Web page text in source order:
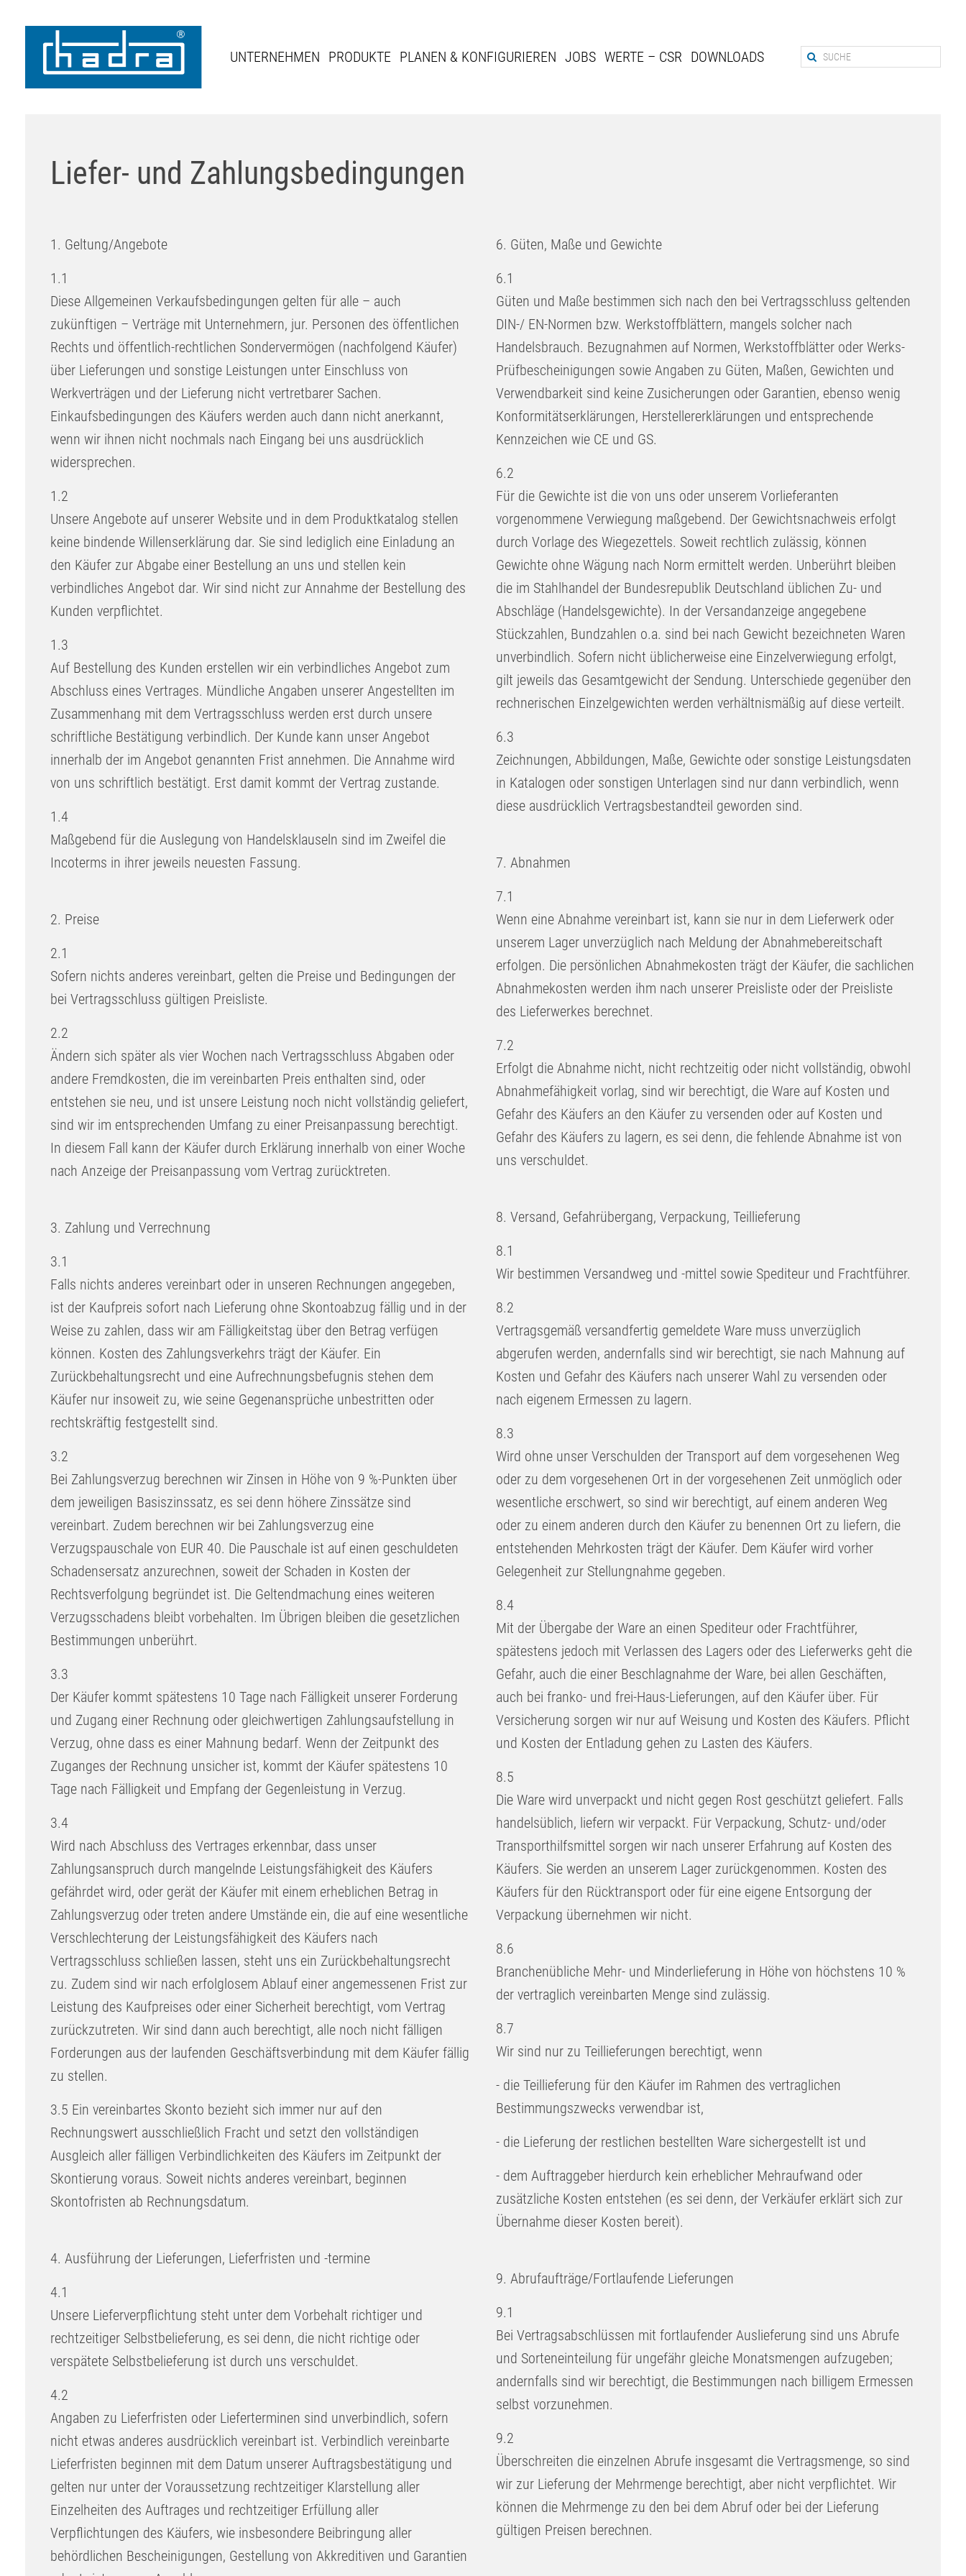
UNTERNEHMEN PRODUKTE PLANEN & KONFIGURIEREN JOBS WERTE – CSR DOWNLOADS
Liefer- und Zahlungsbedingungen
1. Geltung/Angebote
1.1
Diese Allgemeinen Verkaufsbedingungen gelten für alle – auch
zukünftigen – Verträge mit Unternehmern, jur. Personen des öffentlichen
Rechts und öffentlich-rechtlichen Sondervermögen (nachfolgend Käufer)
über Lieferungen und sonstige Leistungen unter Einschluss von
Werkverträgen und der Lieferung nicht vertretbarer Sachen.
Einkaufsbedingungen des Käufers werden auch dann nicht anerkannt,
wenn wir ihnen nicht nochmals nach Eingang bei uns ausdrücklich
widersprechen.
1.2
Unsere Angebote auf unserer Website und in dem Produktkatalog stellen
keine bindende Willenserklärung dar. Sie sind lediglich eine Einladung an
den Käufer zur Abgabe einer Bestellung an uns und stellen kein
verbindliches Angebot dar. Wir sind nicht zur Annahme der Bestellung des
Kunden verpflichtet.
1.3
Auf Bestellung des Kunden erstellen wir ein verbindliches Angebot zum
Abschluss eines Vertrages. Mündliche Angaben unserer Angestellten im
Zusammenhang mit dem Vertragsschluss werden erst durch unsere
schriftliche Bestätigung verbindlich. Der Kunde kann unser Angebot
innerhalb der im Angebot genannten Frist annehmen. Die Annahme wird
von uns schriftlich bestätigt. Erst damit kommt der Vertrag zustande.
1.4
Maßgebend für die Auslegung von Handelsklauseln sind im Zweifel die
Incoterms in ihrer jeweils neuesten Fassung.
2. Preise
2.1
Sofern nichts anderes vereinbart, gelten die Preise und Bedingungen der
bei Vertragsschluss gültigen Preisliste.
2.2
Ändern sich später als vier Wochen nach Vertragsschluss Abgaben oder
andere Fremdkosten, die im vereinbarten Preis enthalten sind, oder
entstehen sie neu, und ist unsere Leistung noch nicht vollständig geliefert,
sind wir im entsprechenden Umfang zu einer Preisanpassung berechtigt.
In diesem Fall kann der Käufer durch Erklärung innerhalb von einer Woche
nach Anzeige der Preisanpassung vom Vertrag zurücktreten.
3. Zahlung und Verrechnung
3.1
Falls nichts anderes vereinbart oder in unseren Rechnungen angegeben,
ist der Kaufpreis sofort nach Lieferung ohne Skontoabzug fällig und in der
Weise zu zahlen, dass wir am Fälligkeitstag über den Betrag verfügen
können. Kosten des Zahlungsverkehrs trägt der Käufer. Ein
Zurückbehaltungsrecht und eine Aufrechnungsbefugnis stehen dem
Käufer nur insoweit zu, wie seine Gegenansprüche unbestritten oder
rechtskräftig festgestellt sind.
3.2
Bei Zahlungsverzug berechnen wir Zinsen in Höhe von 9 %-Punkten über
dem jeweiligen Basiszinssatz, es sei denn höhere Zinssätze sind
vereinbart. Zudem berechnen wir bei Zahlungsverzug eine
Verzugspauschale von EUR 40. Die Pauschale ist auf einen geschuldeten
Schadensersatz anzurechnen, soweit der Schaden in Kosten der
Rechtsverfolgung begründet ist. Die Geltendmachung eines weiteren
Verzugsschadens bleibt vorbehalten. Im Übrigen bleiben die gesetzlichen
Bestimmungen unberührt.
3.3
Der Käufer kommt spätestens 10 Tage nach Fälligkeit unserer Forderung
und Zugang einer Rechnung oder gleichwertigen Zahlungsaufstellung in
Verzug, ohne dass es einer Mahnung bedarf. Wenn der Zeitpunkt des
Zuganges der Rechnung unsicher ist, kommt der Käufer spätestens 10
Tage nach Fälligkeit und Empfang der Gegenleistung in Verzug.
3.4
Wird nach Abschluss des Vertrages erkennbar, dass unser
Zahlungsanspruch durch mangelnde Leistungsfähigkeit des Käufers
gefährdet wird, oder gerät der Käufer mit einem erheblichen Betrag in
Zahlungsverzug oder treten andere Umstände ein, die auf eine wesentliche
Verschlechterung der Leistungsfähigkeit des Käufers nach
Vertragsschluss schließen lassen, steht uns ein Zurückbehaltungsrecht
zu. Zudem sind wir nach erfolglosem Ablauf einer angemessenen Frist zur
Leistung des Kaufpreises oder einer Sicherheit berechtigt, vom Vertrag
zurückzutreten. Wir sind dann auch berechtigt, alle noch nicht fälligen
Forderungen aus der laufenden Geschäftsverbindung mit dem Käufer fällig
zu stellen.
3.5 Ein vereinbartes Skonto bezieht sich immer nur auf den
Rechnungswert ausschließlich Fracht und setzt den vollständigen
Ausgleich aller fälligen Verbindlichkeiten des Käufers im Zeitpunkt der
Skontierung voraus. Soweit nichts anderes vereinbart, beginnen
Skontofristen ab Rechnungsdatum.
4. Ausführung der Lieferungen, Lieferfristen und -termine
4.1
Unsere Lieferverpflichtung steht unter dem Vorbehalt richtiger und
rechtzeitiger Selbstbelieferung, es sei denn, die nicht richtige oder
verspätete Selbstbelieferung ist durch uns verschuldet.
4.2
Angaben zu Lieferfristen oder Lieferterminen sind unverbindlich, sofern
nicht etwas anderes ausdrücklich vereinbart ist. Verbindlich vereinbarte
Lieferfristen beginnen mit dem Datum unserer Auftragsbestätigung und
gelten nur unter der Voraussetzung rechtzeitiger Klarstellung aller
Einzelheiten des Auftrages und rechtzeitiger Erfüllung aller
Verpflichtungen des Käufers, wie insbesondere Beibringung aller
behördlichen Bescheinigungen, Gestellung von Akkreditiven und Garantien
6. Güten, Maße und Gewichte
6.1
Güten und Maße bestimmen sich nach den bei Vertragsschluss geltenden
DIN-/ EN-Normen bzw. Werkstoffblättern, mangels solcher nach
Handelsbrauch. Bezugnahmen auf Normen, Werkstoffblätter oder Werks-
Prüfbescheinigungen sowie Angaben zu Güten, Maßen, Gewichten und
Verwendbarkeit sind keine Zusicherungen oder Garantien, ebenso wenig
Konformitätserklärungen, Herstellererklärungen und entsprechende
Kennzeichen wie CE und GS.
6.2
Für die Gewichte ist die von uns oder unserem Vorlieferanten
vorgenommene Verwiegung maßgebend. Der Gewichtsnachweis erfolgt
durch Vorlage des Wiegezettels. Soweit rechtlich zulässig, können
Gewichte ohne Wägung nach Norm ermittelt werden. Unberührt bleiben
die im Stahlhandel der Bundesrepublik Deutschland üblichen Zu- und
Abschläge (Handelsgewichte). In der Versandanzeige angegebene
Stückzahlen, Bundzahlen o.a. sind bei nach Gewicht bezeichneten Waren
unverbindlich. Sofern nicht üblicherweise eine Einzelverwiegung erfolgt,
gilt jeweils das Gesamtgewicht der Sendung. Unterschiede gegenüber den
rechnerischen Einzelgewichten werden verhältnismäßig auf diese verteilt.
6.3
Zeichnungen, Abbildungen, Maße, Gewichte oder sonstige Leistungsdaten
in Katalogen oder sonstigen Unterlagen sind nur dann verbindlich, wenn
diese ausdrücklich Vertragsbestandteil geworden sind.
7. Abnahmen
7.1
Wenn eine Abnahme vereinbart ist, kann sie nur in dem Lieferwerk oder
unserem Lager unverzüglich nach Meldung der Abnahmebereitschaft
erfolgen. Die persönlichen Abnahmekosten trägt der Käufer, die sachlichen
Abnahmekosten werden ihm nach unserer Preisliste oder der Preisliste
des Lieferwerkes berechnet.
7.2
Erfolgt die Abnahme nicht, nicht rechtzeitig oder nicht vollständig, obwohl
Abnahmefähigkeit vorlag, sind wir berechtigt, die Ware auf Kosten und
Gefahr des Käufers an den Käufer zu versenden oder auf Kosten und
Gefahr des Käufers zu lagern, es sei denn, die fehlende Abnahme ist von
uns verschuldet.
8. Versand, Gefahrübergang, Verpackung, Teillieferung
8.1
Wir bestimmen Versandweg und -mittel sowie Spediteur und Frachtführer.
8.2
Vertragsgemäß versandfertig gemeldete Ware muss unverzüglich
abgerufen werden, andernfalls sind wir berechtigt, sie nach Mahnung auf
Kosten und Gefahr des Käufers nach unserer Wahl zu versenden oder
nach eigenem Ermessen zu lagern.
8.3
Wird ohne unser Verschulden der Transport auf dem vorgesehenen Weg
oder zu dem vorgesehenen Ort in der vorgesehenen Zeit unmöglich oder
wesentliche erschwert, so sind wir berechtigt, auf einem anderen Weg
oder zu einem anderen durch den Käufer zu benennen Ort zu liefern, die
entstehenden Mehrkosten trägt der Käufer. Dem Käufer wird vorher
Gelegenheit zur Stellungnahme gegeben.
8.4
Mit der Übergabe der Ware an einen Spediteur oder Frachtführer,
spätestens jedoch mit Verlassen des Lagers oder des Lieferwerks geht die
Gefahr, auch die einer Beschlagnahme der Ware, bei allen Geschäften,
auch bei franko- und frei-Haus-Lieferungen, auf den Käufer über. Für
Versicherung sorgen wir nur auf Weisung und Kosten des Käufers. Pflicht
und Kosten der Entladung gehen zu Lasten des Käufers.
8.5
Die Ware wird unverpackt und nicht gegen Rost geschützt geliefert. Falls
handelsüblich, liefern wir verpackt. Für Verpackung, Schutz- und/oder
Transporthilfsmittel sorgen wir nach unserer Erfahrung auf Kosten des
Käufers. Sie werden an unserem Lager zurückgenommen. Kosten des
Käufers für den Rücktransport oder für eine eigene Entsorgung der
Verpackung übernehmen wir nicht.
8.6
Branchenübliche Mehr- und Minderlieferung in Höhe von höchstens 10 %
der vertraglich vereinbarten Menge sind zulässig.
8.7
Wir sind nur zu Teillieferungen berechtigt, wenn
- die Teillieferung für den Käufer im Rahmen des vertraglichen
Bestimmungszwecks verwendbar ist,
- die Lieferung der restlichen bestellten Ware sichergestellt ist und
- dem Auftraggeber hierdurch kein erheblicher Mehraufwand oder
zusätzliche Kosten entstehen (es sei denn, der Verkäufer erklärt sich zur
Übernahme dieser Kosten bereit).
9. Abrufaufträge/Fortlaufende Lieferungen
9.1
Bei Vertragsabschlüssen mit fortlaufender Auslieferung sind uns Abrufe
und Sorteneinteilung für ungefähr gleiche Monatsmengen aufzugeben;
andernfalls sind wir berechtigt, die Bestimmungen nach billigem Ermessen
selbst vorzunehmen.
9.2
Überschreiten die einzelnen Abrufe insgesamt die Vertragsmenge, so sind
wir zur Lieferung der Mehrmenge berechtigt, aber nicht verpflichtet. Wir
können die Mehrmenge zu den bei dem Abruf oder bei der Lieferung
gültigen Preisen berechnen.